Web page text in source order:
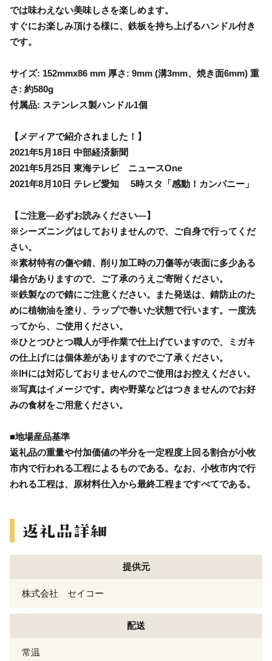
では味わえない美味しさを楽しめます。
すぐにお楽しみ頂ける様に、鉄板を持ち上げるハンドル付き
です。
サイズ: 152mmx86 mm 厚さ: 9mm (溝3mm、焼き面6mm) 重
さ: 約580g
付属品: ステンレス製ハンドル1個
【メディアで紹介されました！】
2021年5月18日 中部経済新聞
2021年5月25日 東海テレビ ニュースOne
2021年8月10日 テレビ愛知 5時スタ「感動！カンパニー」
【ご注意―必ずお読みください―】
※シーズニングはしておりませんので、ご自身で行ってくだ
さい。
※素材特有の傷や錆、削り加工時の刀傷等が表面に多少ある
場合がありますので、ご了承のうえご寄附ください。
※鉄製なので錆にご注意ください。また発送は、錆防止のた
めに植物油を塗り、ラップで巻いた状態で行います。一度洗
ってから、ご使用ください。
※ひとつひとつ職人が手作業で仕上げていますので、ミガキ
の仕上げには個体差がありますのでご了承ください。
※IHには対応しておりませんのでご使用はお控えください。
※写真はイメージです。肉や野菜などはつきませんのでお好
みの食材をご用意ください。
■地場産品基準
返礼品の重量や付加価値の半分を一定程度上回る割合が小牧
市内で行われる工程によるものである。なお、小牧市内で行
われる工程は、原材料仕入から最終工程まですべてである。
提供元
株式会社 セイコー
配送
常温